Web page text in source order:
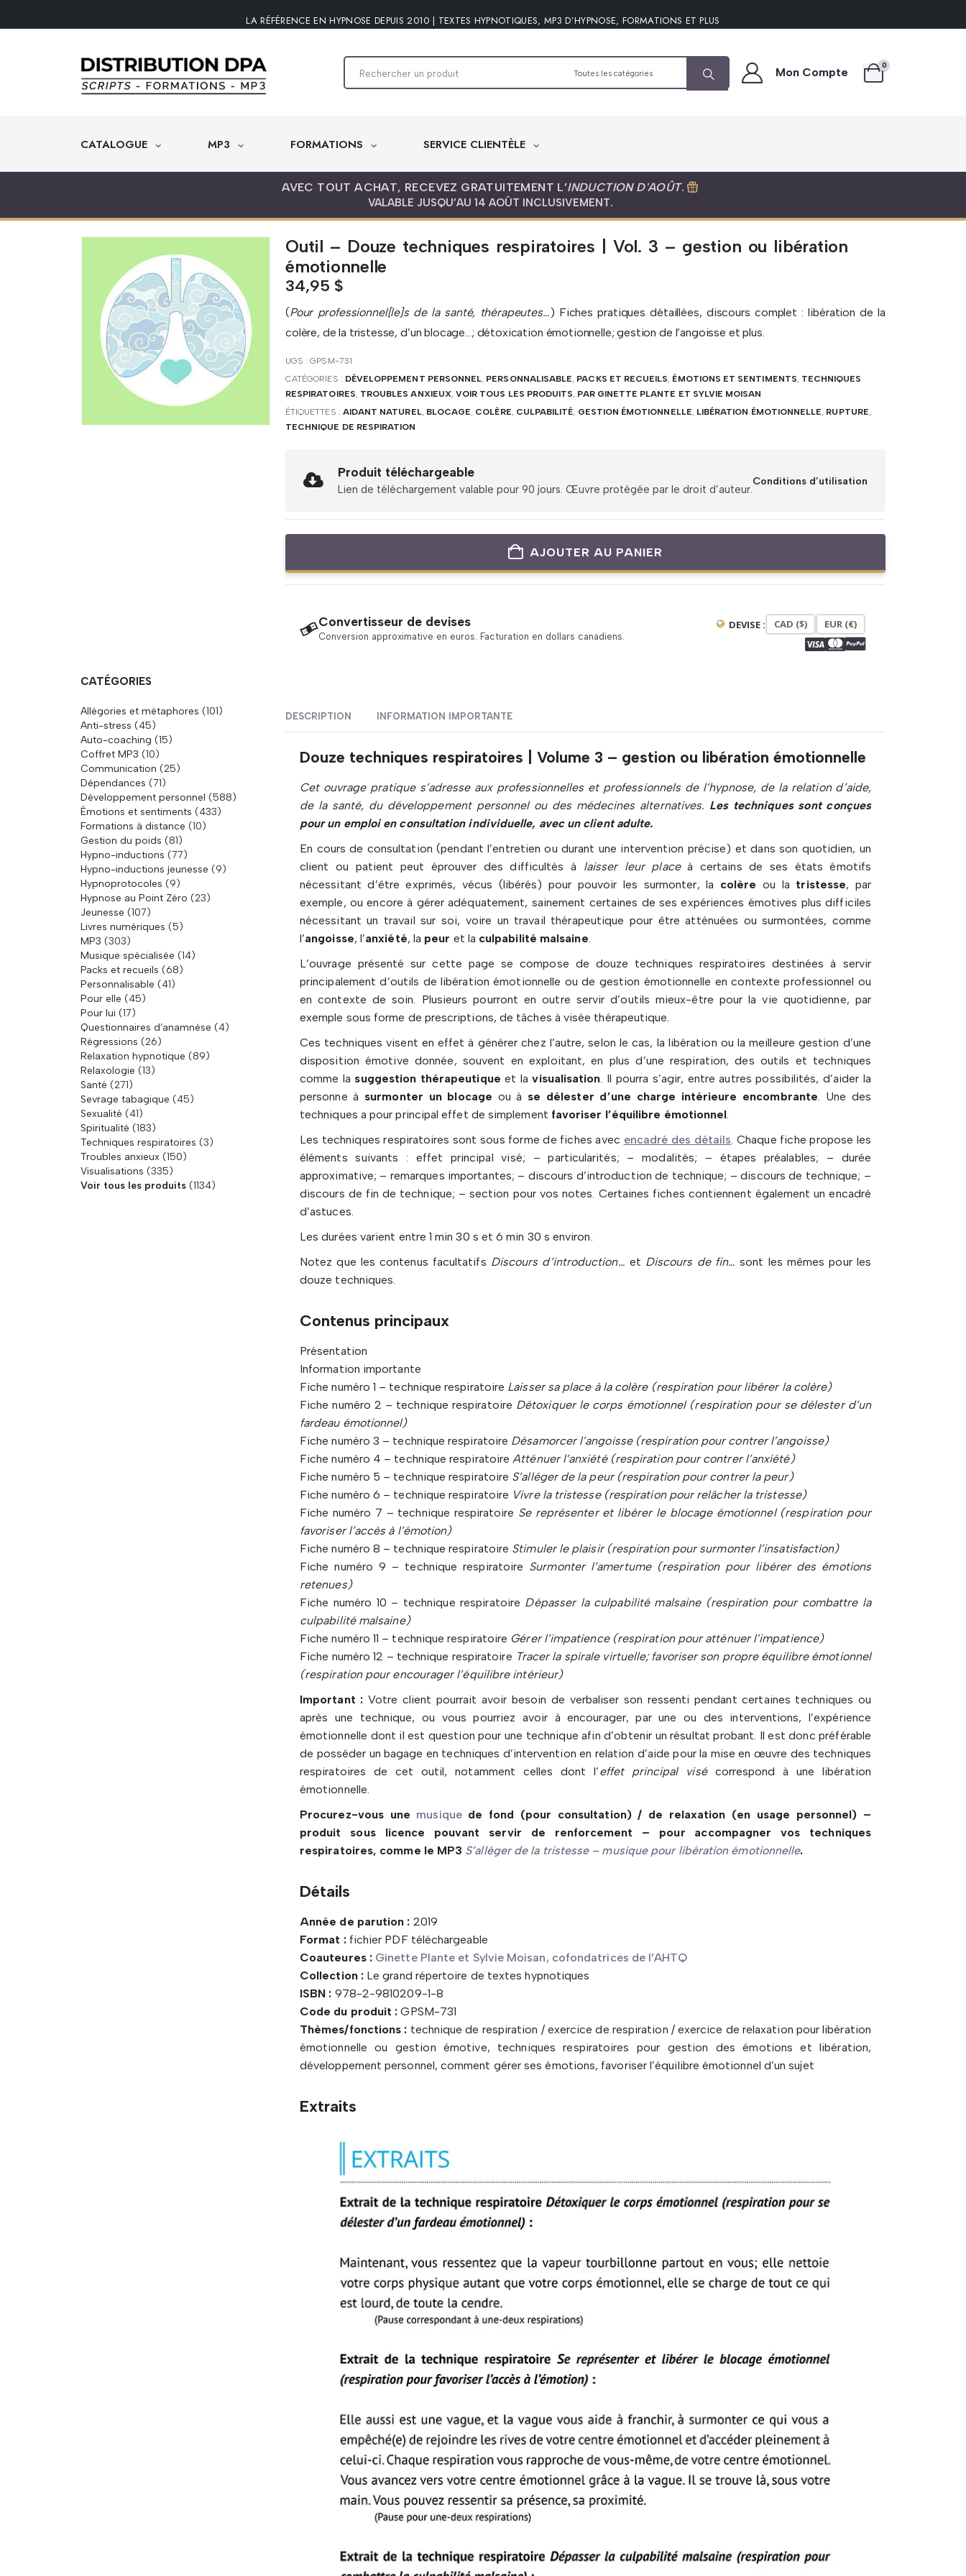
LA RÉFÉRENCE EN HYPNOSE DEPUIS 2010 | TEXTES HYPNOTIQUES, MP3 D’HYPNOSE, FORMATIONS ET PLUS
Mon Compte
0
CATALOGUE MP3 FORMATIONS SERVICE CLIENTÈLE
AVEC TOUT ACHAT, RECEVEZ GRATUITEMENT L’INDUCTION D'AOÛT.
VALABLE JUSQU’AU 14 AOÛT INCLUSIVEMENT.
Outil – Douze techniques respiratoires | Vol. 3 – gestion ou libération
émotionnelle
34,95 $
(Pour professionnel[le]s de la santé, thérapeutes…) Fiches pratiques détaillées, discours complet : libération de la
colère, de la tristesse, d’un blocage…; détoxication émotionnelle; gestion de l’angoisse et plus.
UGS :GPSM-731
CATÉGORIES : DÉVELOPPEMENT PERSONNEL, PERSONNALISABLE, PACKS ET RECUEILS, ÉMOTIONS ET SENTIMENTS, TECHNIQUES
RESPIRATOIRES, TROUBLES ANXIEUX, VOIR TOUS LES PRODUITS, PAR GINETTE PLANTE ET SYLVIE MOISAN
ÉTIQUETTES : AIDANT NATUREL, BLOCAGE, COLÈRE, CULPABILITÉ, GESTION ÉMOTIONNELLE, LIBÉRATION ÉMOTIONNELLE, RUPTURE,
TECHNIQUE DE RESPIRATION
Produit téléchargeable
Lien de téléchargement valable pour 90 jours. Œuvre protégée par le droit d’auteur.
Conditions d’utilisation
AJOUTER AU PANIER
Convertisseur de devises
Conversion approximative en euros. Facturation en dollars canadiens.
DEVISE : CAD ($) EUR (€)
CATÉGORIES
Allégories et métaphores (101)
Anti-stress (45)
Auto-coaching (15)
Coffret MP3 (10)
Communication (25)
Dépendances (71)
Développement personnel (588)
Émotions et sentiments (433)
Formations à distance (10)
Gestion du poids (81)
Hypno-inductions (77)
Hypno-inductions jeunesse (9)
Hypnoprotocoles (9)
Hypnose au Point Zéro (23)
Jeunesse (107)
Livres numériques (5)
MP3 (303)
Musique spécialisée (14)
Packs et recueils (68)
Personnalisable (41)
Pour elle (45)
Pour lui (17)
Questionnaires d’anamnèse (4)
Régressions (26)
Relaxation hypnotique (89)
Relaxologie (13)
Santé (271)
Sevrage tabagique (45)
Sexualité (41)
Spiritualité (183)
Techniques respiratoires (3)
Troubles anxieux (150)
Visualisations (335)
Voir tous les produits (1134)
DESCRIPTION INFORMATION IMPORTANTE
Douze techniques respiratoires | Volume 3 – gestion ou libération émotionnelle
Cet ouvrage pratique s’adresse aux professionnelles et professionnels de l’hypnose, de la relation d’aide,
de la santé, du développement personnel ou des médecines alternatives. Les techniques sont conçues
pour un emploi en consultation individuelle, avec un client adulte.
En cours de consultation (pendant l’entretien ou durant une intervention précise) et dans son quotidien, un
client ou patient peut éprouver des difficultés à laisser leur placeà certains de ses états émotifs
nécessitant d’être exprimés, vécus (libérés) pour pouvoir les surmonter, la colère ou la tristesse, par
exemple, ou encore à gérer adéquatement, sainement certaines de ses expériences émotives plus difficiles
nécessitant un travail sur soi, voire un travail thérapeutique pour être atténuées ou surmontées, comme
l’angoisse, l’anxiété, la peur et la culpabilité malsaine.
L’ouvrage présenté sur cette page se compose de douze techniques respiratoires destinées à servir
principalement d’outils de libération émotionnelle ou de gestion émotionnelle en contexte professionnel ou
en contexte de soin. Plusieurs pourront en outre servir d’outils mieux-être pour la vie quotidienne, par
exemple sous forme de prescriptions, de tâches à visée thérapeutique.
Ces techniques visent en effet à générer chez l’autre, selon le cas, la libération ou la meilleure gestion d’une
disposition émotive donnée, souvent en exploitant, en plus d’une respiration, des outils et techniques
comme la suggestion thérapeutique et lavisualisation. Il pourra s’agir, entre autres possibilités, d’aider la
personne à surmonter un blocage ou à se délester d’une charge intérieure encombrante. Une des
techniques a pour principal effet de simplement favoriser l’équilibre émotionnel.
Les techniques respiratoires sont sous forme de fiches avec encadré des détails. Chaque fiche propose les
éléments suivants : effet principal visé; – particularités; – modalités; – étapes préalables; – durée
approximative; – remarques importantes; – discours d’introduction de technique; – discours de technique; –
discours de fin de technique; – section pour vos notes. Certaines fiches contiennent également un encadré
d’astuces.
Les durées varient entre 1 min 30 s et 6 min 30 s environ.
Notez que les contenus facultatifs Discours d’introduction… et Discours de fin… sont les mêmes pour les
douze techniques.
Contenus principaux
Présentation
Information importante
Fiche numéro 1 – technique respiratoire Laisser sa place à la colère (respiration pour libérer la colère)
Fiche numéro 2 – technique respiratoire Détoxiquer le corps émotionnel (respiration pour se délester d’un
fardeau émotionnel)
Fiche numéro 3 – technique respiratoire Désamorcer l’angoisse (respiration pour contrer l’angoisse)
Fiche numéro 4 – technique respiratoireAtténuer l’anxiété (respiration pour contrer l’anxiété)
Fiche numéro 5 – technique respiratoire S’alléger de la peur (respiration pour contrer la peur)
Fiche numéro 6 – technique respiratoire Vivre la tristesse (respiration pour relâcher la tristesse)
Fiche numéro 7 – technique respiratoire Se représenter et libérer le blocage émotionnel (respiration pour
favoriser l’accès à l’émotion)
Fiche numéro 8 – technique respiratoire Stimuler le plaisir (respiration pour surmonter l’insatisfaction)
Fiche numéro 9 – technique respiratoire Surmonter l’amertume (respiration pour libérer des émotions
retenues)
Fiche numéro 10 – technique respiratoire Dépasser la culpabilité malsaine (respiration pour combattre la
culpabilité malsaine)
Fiche numéro 11 – technique respiratoire Gérer l’impatience (respiration pour atténuer l’impatience)
Fiche numéro 12 – technique respiratoire Tracer la spirale virtuelle; favoriser son propre équilibre émotionnel
(respiration pour encourager l’équilibre intérieur)
Important : Votre client pourrait avoir besoin de verbaliser son ressenti pendant certaines techniques ou
après une technique, ou vous pourriez avoir à encourager, par une ou des interventions, l’expérience
émotionnelle dont il est question pour une technique afin d’obtenir un résultat probant. Il est donc préférable
de posséder un bagage en techniques d’intervention en relation d’aide pour la mise en œuvre des techniques
respiratoires de cet outil, notamment celles dont l’effet principal visécorrespond à une libération
émotionnelle.
Procurez-vous une musiquede fond (pour consultation) / de relaxation (en usage personnel) –
produit sous licence pouvant servir de renforcement – pour accompagner vos techniques
respiratoires, comme le MP3 S’alléger de la tristesse – musique pour libération émotionnelle.
Détails
Année de parution : 2019
Format :fichier PDF téléchargeable
Coauteures : Ginette Plante et Sylvie Moisan, cofondatrices de l’AHTQ
Collection :Le grand répertoire de textes hypnotiques
ISBN : 978-2-9810209-1-8
Code du produit : GPSM-731
Thèmes/fonctions : technique de respiration / exercice de respiration / exercice de relaxation pour libération
émotionnelle ou gestion émotive, techniques respiratoires pour gestion des émotions et libération,
développement personnel, comment gérer ses émotions, favoriser l’équilibre émotionnel d’un sujet
Extraits